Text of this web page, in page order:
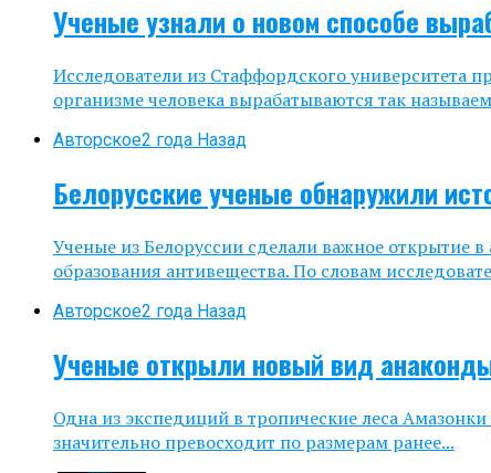
Ученые узнали о новом способе
Исследователи из Стаффордского университета
организме человека вырабатываются так
Авторское2 года Назад
Белорусские ученые обнаружили
Ученые из Белоруссии сделали важное открытие
образования антивещества. По словам
Авторское2 года Назад
Ученые открыли новый вид
Одна из экспедиций в тропические леса
значительно превосходит по размерам ранее...